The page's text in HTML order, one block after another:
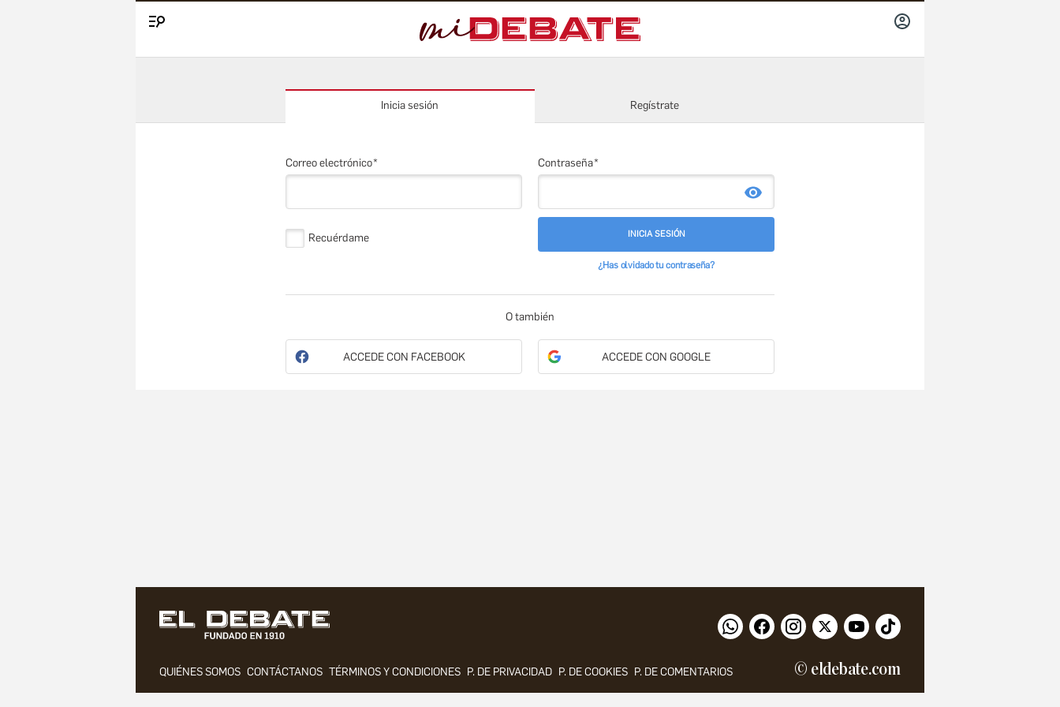
Inicia sesión Regístrate
Correo electrónico Contraseña
Recuérdame INICIA SESIÓN
¿Has olvidado tu contraseña?
O también
ACCEDE CON FACEBOOK ACCEDE CON GOOGLE
QUIÉNES SOMOS CONTÁCTANOS TÉRMINOS Y CONDICIONES P. DE PRIVACIDAD P. DE COOKIES P. DE COMENTARIOS © eldebate.com